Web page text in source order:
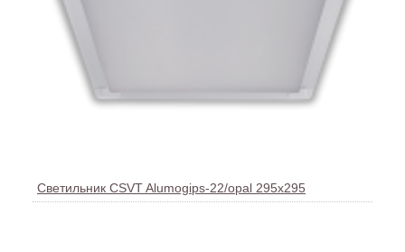
Светильник CSVT Alumogips-22/opal 295х295